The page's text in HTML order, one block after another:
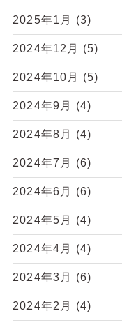
2025年1月 (3)
2024年12月 (5)
2024年10月 (5)
2024年9月 (4)
2024年8月 (4)
2024年7月 (6)
2024年6月 (6)
2024年5月 (4)
2024年4月 (4)
2024年3月 (6)
2024年2月 (4)